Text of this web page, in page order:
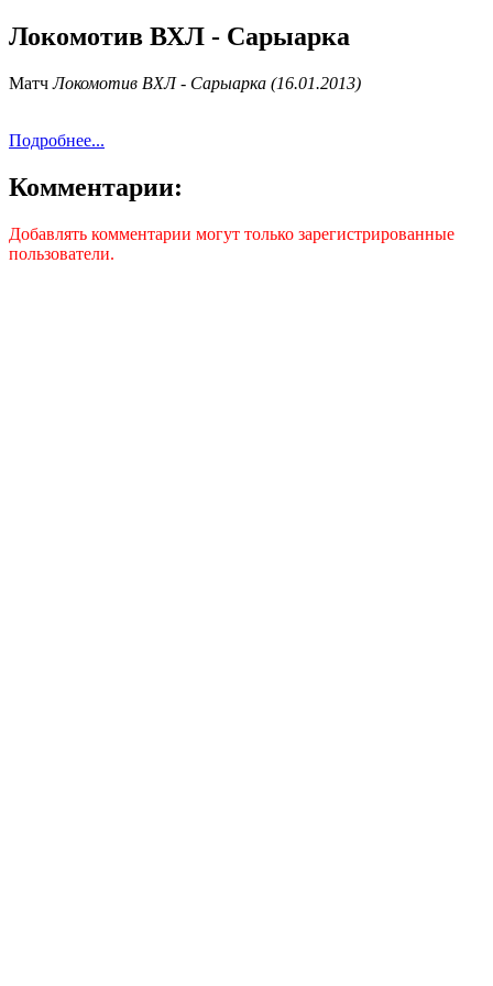
Локомотив ВХЛ - Сарыарка
МатчЛокомотив ВХЛ - Сарыарка (16.01.2013)
Подробнее...
Комментарии:
Добавлять комментарии могут только зарегистрированные
пользователи.